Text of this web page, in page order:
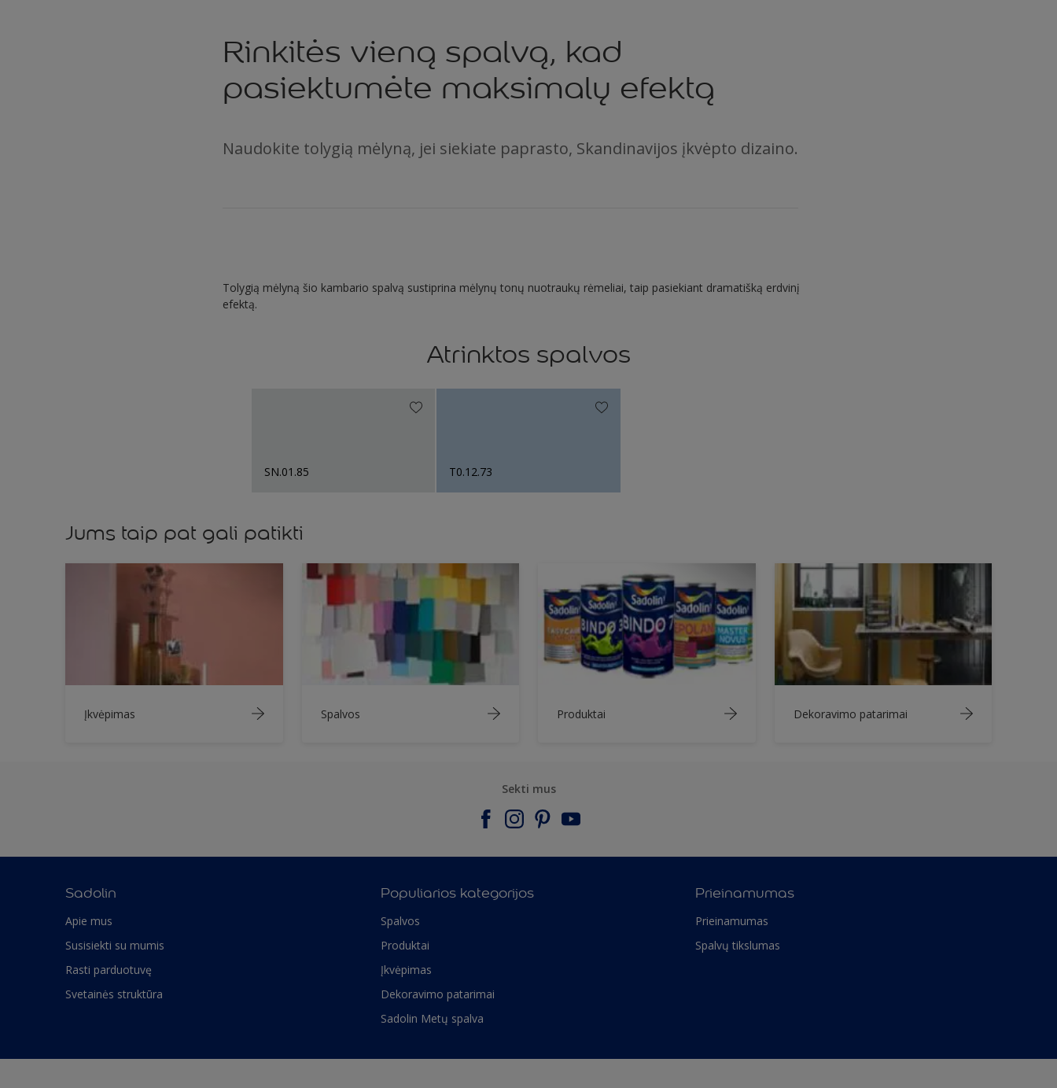
Rinkitės vieną spalvą, kad
pasiektumėte maksimalų efektą
Naudokite tolygią mėlyną, jei siekiate paprasto, Skandinavijos įkvėpto dizaino.
Tolygią mėlyną šio kambario spalvą sustiprina mėlynų tonų nuotraukų rėmeliai, taip pasiekiant dramatišką erdvinį
efektą.
Atrinktos spalvos
SN.01.85 T0.12.73
Jums taip pat gali patikti
Įkvėpimas Spalvos Produktai Dekoravimo patarimai
Sekti mus
Sadolin
Apie mus
Susisiekti su mumis
Rasti parduotuvę
Svetainės struktūra
Populiarios kategorijos
Spalvos
Produktai
Įkvėpimas
Dekoravimo patarimai
Sadolin Metų spalva
Prieinamumas
Prieinamumas
Spalvų tikslumas